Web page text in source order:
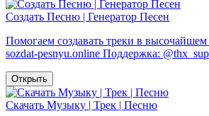
Создать Песню | Генератор Песен
Помогаем создавать треки в
sozdat-pesnyu.online Поддержка:
Открыть
Скачать Музыку | Трек | Песню